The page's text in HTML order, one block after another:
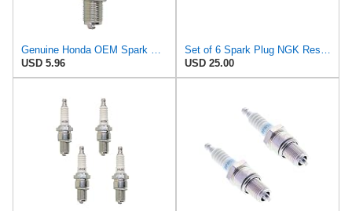
Genuine Honda OEM Spark Plug 98079-55846 (NGK BPR5ES) Honda & other small engines
USD 5.96
Set of 6 Spark Plug NGK Resistor BPR5ES
USD 25.00